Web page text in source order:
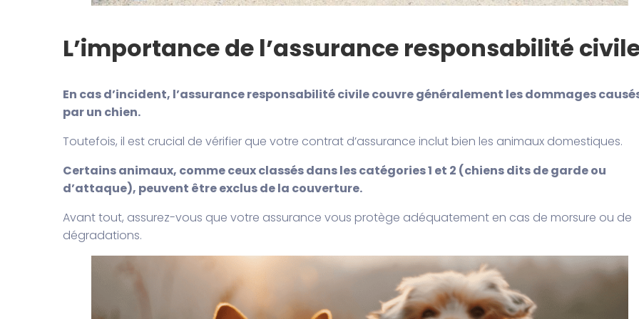
L’importance de l’assurance responsabilité
En cas d’incident, l’assurance responsabilité civile couvre généralement les dommages
par un chien.
Toutefois, il est crucial de vérifier que votre contrat d’assurance inclut bien les animaux domestiques.
Certains animaux, comme ceux classés dans les catégories 1 et 2 (chiens dits de garde ou
d’attaque), peuvent être exclus de la couverture.
Avant tout, assurez-vous que votre assurance vous protège adéquatement en cas de morsure ou de
dégradations.